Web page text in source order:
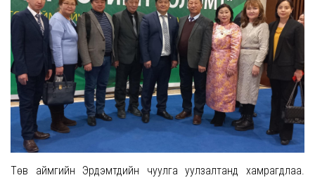
Төв аймгийн Эрдэмтдийн чуулга уулзалтанд хамрагдлаа.